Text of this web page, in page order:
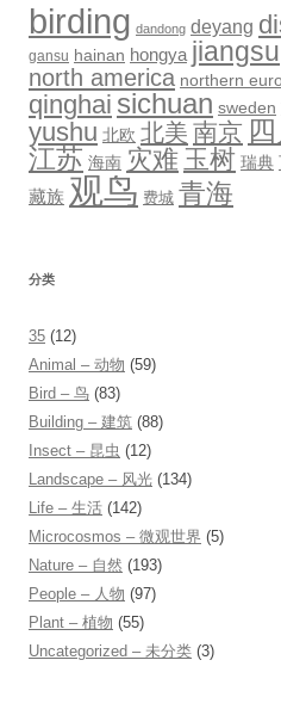
birding dandong deyang
gansu hainan hongya jiangsu
north america northern
qinghai sichuan sweden
yushu 北欧 北美 南京 四
江苏 海南 灾难 玉树 瑞典
藏族 观鸟 费城 青海
分类
35 (12)
Animal – 动物 (59)
Bird – 鸟 (83)
Building – 建筑 (88)
Insect – 昆虫 (12)
Landscape – 风光 (134)
Life – 生活 (142)
Microcosmos – 微观世界 (5)
Nature – 自然 (193)
People – 人物 (97)
Plant – 植物 (55)
Uncategorized – 未分类 (3)